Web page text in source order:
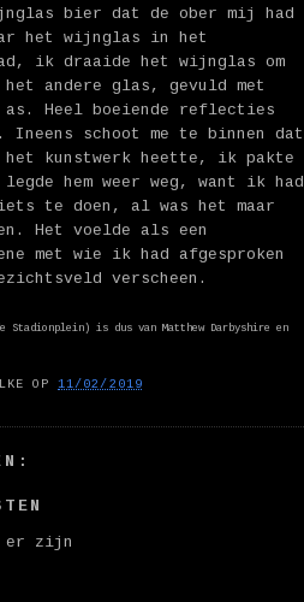
bier dat de ober mij had
het wijnglas in het
ik draaide het wijnglas om
andere glas, gevuld met
as. Heel boeiende reflecties
schoot me te binnen dat
het kunstwerk heette, ik pakte
hem weer weg, want ik had
niets te doen, al was het maar
Het voelde als een
met wie ik had afgesproken
verscheen.
Stadionplein) is dus van Matthew Darbyshire en
OP11/02/2019
zijn